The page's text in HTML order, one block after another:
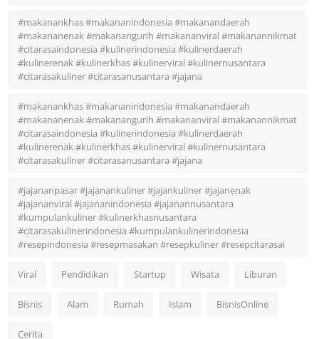
#makanankhas #makananindonesia #makanandaerah
#makananenak #makanangurih #makananviral #makanannikmat
#citarasaindonesia #kulinerindonesia #kulinerdaerah
#kulinerenak #kulinerkhas #kulinerviral #kulinernusantara
#citarasakuliner #citarasanusantara #jajana
#makanankhas #makananindonesia #makanandaerah
#makananenak #makanangurih #makananviral #makanannikmat
#citarasaindonesia #kulinerindonesia #kulinerdaerah
#kulinerenak #kulinerkhas #kulinerviral #kulinernusantara
#citarasakuliner #citarasanusantara #jajana
#jajananpasar #jajanankuliner #jajankuliner #jajanenak
#jajananviral #jajananindonesia #jajanannusantara
#kumpulankuliner #kulinerkhasnusantara
#citarasakulinerindonesia #kumpulankulinerindonesia
#resepindonesia #resepmasakan #resepkuliner #resepcitarasai
Viral Pendidikan Startup Wisata Liburan
Bisnis Alam Rumah Islam BisnisOnline
Cerita